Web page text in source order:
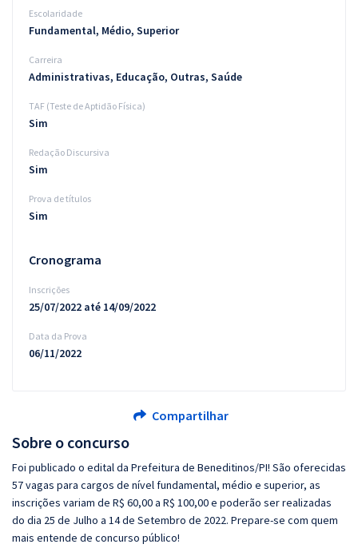
Sobre o concurso
Foi publicado o edital da Prefeitura de Beneditinos/PI! São oferecidas
57 vagas para cargos de nível fundamental, médio e superior, as
inscrições variam de R$ 60,00 a R$ 100,00 e poderão ser realizadas
do dia 25 de Julho a 14 de Setembro de 2022. Prepare-se com quem
mais entende de concurso público!
Escolaridade
Fundamental, Médio, Superior
Carreira
Administrativas, Educação, Outras, Saúde
TAF (Teste de Aptidão Física)
Sim
Redação Discursiva
Sim
Prova de títulos
Sim
Cronograma
Inscrições
25/07/2022 até 14/09/2022
Data da Prova
06/11/2022
Compartilhar